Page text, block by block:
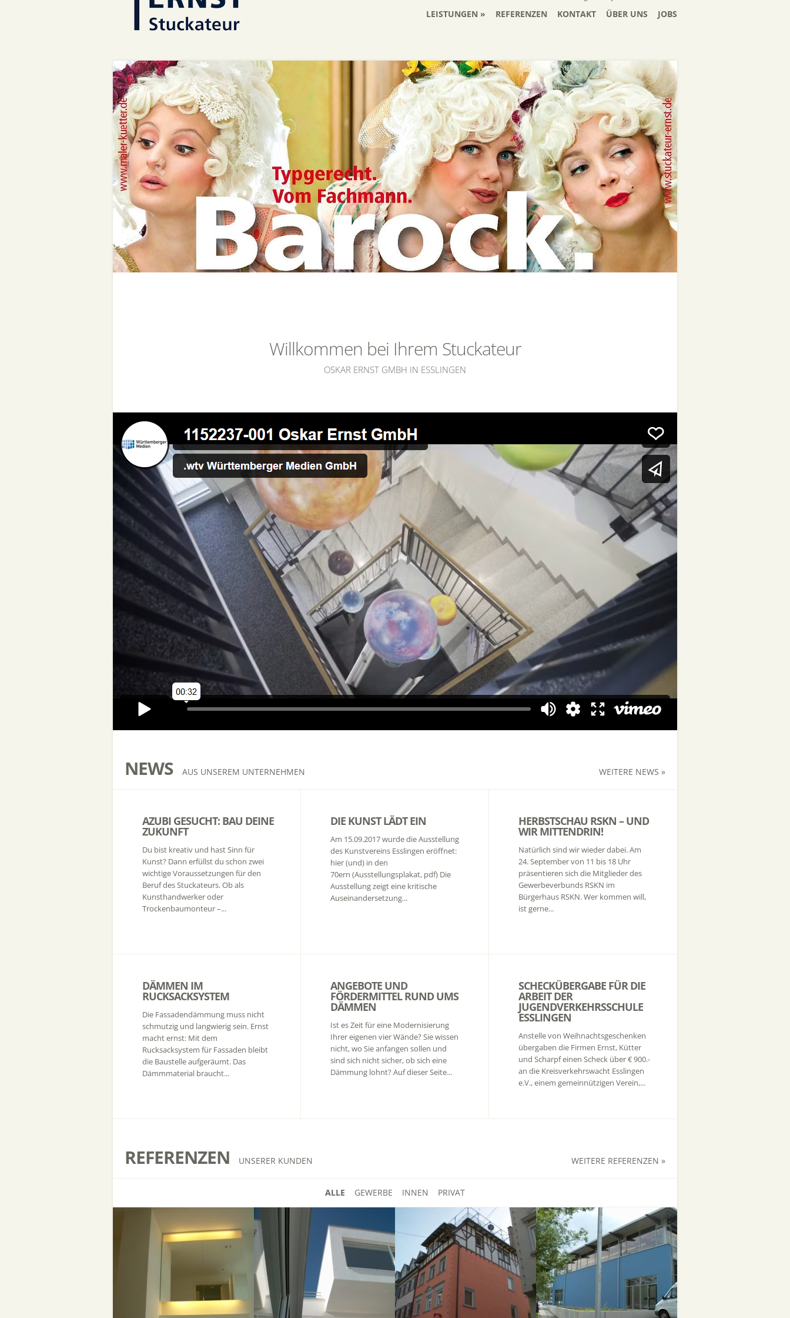
LEISTUNGEN REFERENZEN KONTAKT ÜBER UNS JOBS
Willkommen bei Ihrem Stuckateur
OSKAR ERNST GMBH IN ESSLINGEN
NEWS AUS UNSEREM UNTERNEHMEN WEITERE NEWS »
AZUBI GESUCHT: BAU DEINE
ZUKUNFT
Du bist kreativ und hast Sinn für
Kunst? Dann erfüllst du schon zwei
wichtige Voraussetzungen für den
Beruf des Stuckateurs. Ob als
Kunsthandwerker oder
Trockenbaumonteur –...
DIE KUNST LÄDT EIN
Am 15.09.2017 wurde die Ausstellung
des Kunstvereins Esslingen eröffnet:
hier (und) in den
70ern (Ausstellungsplakat, pdf) Die
Ausstellung zeigt eine kritische
Auseinandersetzung...
HERBSTSCHAU RSKN – UND
WIR MITTENDRIN!
Natürlich sind wir wieder dabei. Am
24. September von 11 bis 18 Uhr
präsentieren sich die Mitglieder des
Gewerbeverbunds RSKN im
Bürgerhaus RSKN. Wer kommen will,
ist gerne...
DÄMMEN IM
RUCKSACKSYSTEM
Die Fassadendämmung muss nicht
schmutzig und langwierig sein. Ernst
macht ernst: Mit dem
Rucksacksystem für Fassaden bleibt
die Baustelle aufgeräumt. Das
Dämmmaterial braucht...
ANGEBOTE UND
FÖRDERMITTEL RUND UMS
DÄMMEN
Ist es Zeit für eine Modernisierung
Ihrer eigenen vier Wände? Sie wissen
nicht, wo Sie anfangen sollen und
sind sich nicht sicher, ob sich eine
Dämmung lohnt? Auf dieser Seite...
SCHECKÜBERGABE FÜR DIE
ARBEIT DER
JUGENDVERKEHRSSCHULE
ESSLINGEN
Anstelle von Weihnachtsgeschenken
übergaben die Firmen Ernst, Kütter
und Scharpf einen Scheck über € 900.-
an die Kreisverkehrswacht Esslingen
e.V., einem gemeinnützigen Verein,...
REFERENZEN UNSERER KUNDEN WEITERE REFERENZEN »
ALLE GEWERBE INNEN PRIVAT